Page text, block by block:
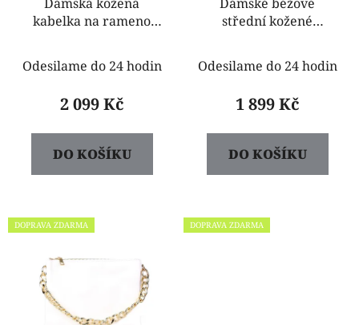
kabelka na rameno
Odesilame do 24 hodin
2 099 Kč
DO KOŠÍKU
střední kožené
Petra
Odesilame do 24 hodin
1 899 Kč
DO KOŠÍKU
DOPRAVA ZDARMA DOPRAVA ZDARMA